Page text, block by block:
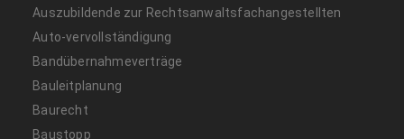
Auszubildende zur Rechtsanwaltsfachangestellten
Auto-vervollständigung
Bandübernahmeverträge
Bauleitplanung
Baurecht
Baustopp